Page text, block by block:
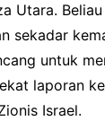
Utara.
sekadar
untuk
laporan
Israel.